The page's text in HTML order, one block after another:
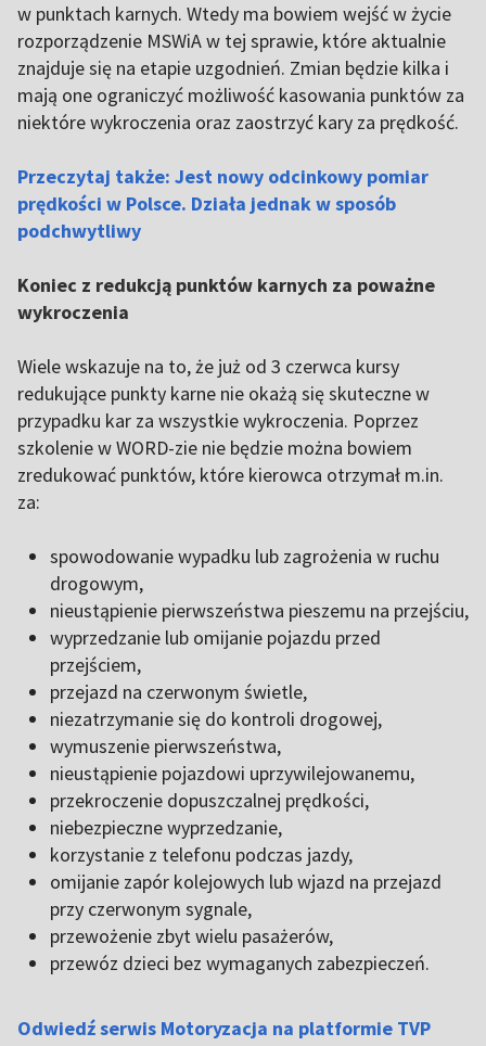
w punktach karnych. Wtedy ma bowiem wejść w życie
rozporządzenie MSWiA w tej sprawie, które aktualnie
znajduje się na etapie uzgodnień. Zmian będzie kilka i
mają one ograniczyć możliwość kasowania punktów za
niektóre wykroczenia oraz zaostrzyć kary za prędkość.
Przeczytaj także: Jest nowy odcinkowy pomiar
prędkości w Polsce. Działa jednak w sposób
podchwytliwy
Koniec z redukcją punktów karnych za poważne
wykroczenia
Wiele wskazuje na to, że już od 3 czerwca kursy
redukujące punkty karne nie okażą się skuteczne w
przypadku kar za wszystkie wykroczenia. Poprzez
szkolenie w WORD-zie nie będzie można bowiem
zredukować punktów, które kierowca otrzymał m.in.
za:
spowodowanie wypadku lub zagrożenia w ruchu
drogowym,
nieustąpienie pierwszeństwa pieszemu na przejściu,
wyprzedzanie lub omijanie pojazdu przed
przejściem,
przejazd na czerwonym świetle,
niezatrzymanie się do kontroli drogowej,
wymuszenie pierwszeństwa,
nieustąpienie pojazdowi uprzywilejowanemu,
przekroczenie dopuszczalnej prędkości,
niebezpieczne wyprzedzanie,
korzystanie z telefonu podczas jazdy,
omijanie zapór kolejowych lub wjazd na przejazd
przy czerwonym sygnale,
przewożenie zbyt wielu pasażerów,
przewóz dzieci bez wymaganych zabezpieczeń.
Odwiedź serwis Motoryzacja na platformie TVP